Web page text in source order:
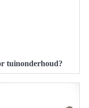
tuinonderhoud?